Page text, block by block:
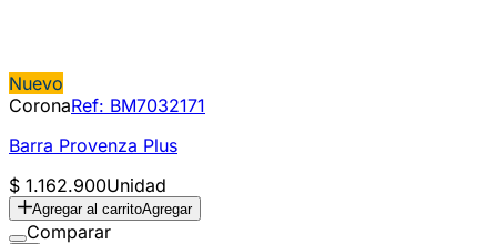
Nuevo
CoronaRef: BM7032171
Barra Provenza Plus
$ 1.162.900Unidad
Agregar al carritoAgregar
Comparar